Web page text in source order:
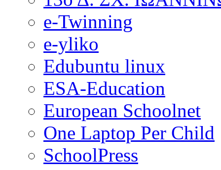
e-Twinning
e-yliko
Edubuntu linux
ESA-Education
European Schoolnet
One Laptop Per Child
SchoolPress